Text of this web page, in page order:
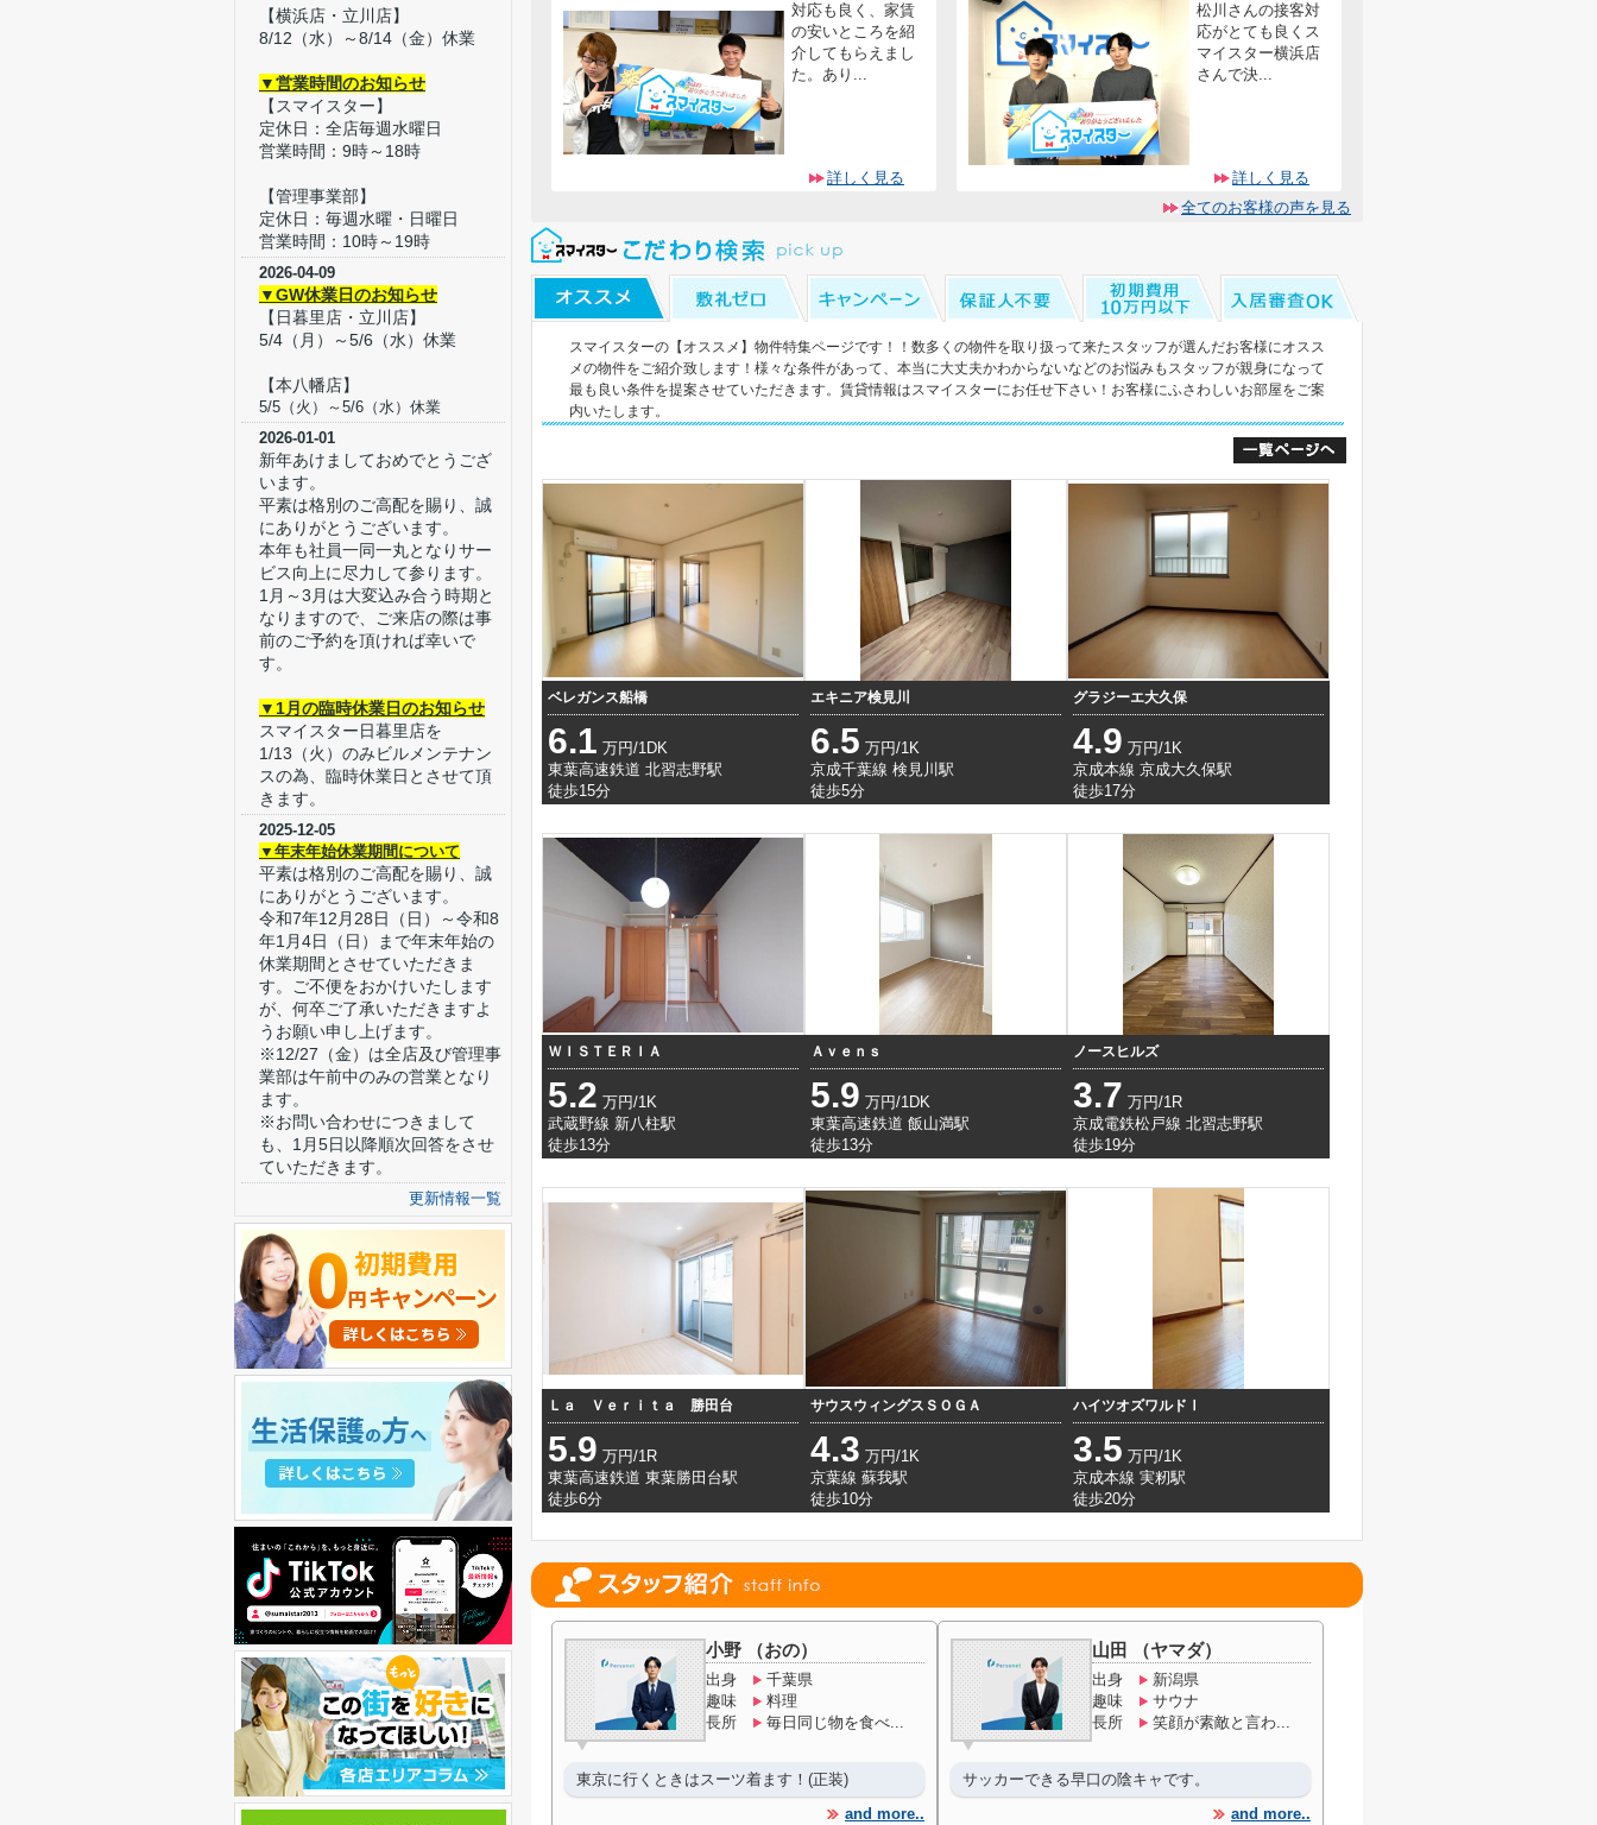
対応も良く、家賃
の安いところを紹
介してもらえまし
た。あり...
詳しく見る
松川さんの接客対
応がとても良くス
マイスター横浜店
さんで決...
詳しく見る
全てのお客様の声を見る
スマイスターの【オススメ】物件特集ページです！！数多くの物件を取り扱って来たスタッフが選んだお客様にオスス
メの物件をご紹介致します！様々な条件があって、本当に大丈夫かわからないなどのお悩みもスタッフが親身になって
最も良い条件を提案させていただきます。賃貸情報はスマイスターにお任せ下さい！お客様にふさわしいお部屋をご案
内いたします。
ベレガンス船橋
6.1 万円/1DK
東葉高速鉄道 北習志野駅
徒歩15分
エキニア検見川
6.5 万円/1K
京成千葉線 検見川駅
徒歩5分
グラジーエ大久保
4.9 万円/1K
京成本線 京成大久保駅
徒歩17分
ＷＩＳＴＥＲＩＡ
5.2 万円/1K
武蔵野線 新八柱駅
徒歩13分
Ａｖｅｎｓ
5.9 万円/1DK
東葉高速鉄道 飯山満駅
徒歩13分
ノースヒルズ
3.7 万円/1R
京成電鉄松戸線 北習志野駅
徒歩19分
Ｌａ Ｖｅｒｉｔａ 勝田台
5.9 万円/1R
東葉高速鉄道 東葉勝田台駅
徒歩6分
サウスウィングスＳＯＧＡ
4.3 万円/1K
京葉線 蘇我駅
徒歩10分
ハイツオズワルドⅠ
3.5 万円/1K
京成本線 実籾駅
徒歩20分
小野 （おの）
出身
千葉県
趣味
料理
長所
毎日同じ物を食べ...
東京に行くときはスーツ着ます！(正装)
and more..
山田 （ヤマダ）
出身
新潟県
趣味
サウナ
長所
笑顔が素敵と言わ...
サッカーできる早口の陰キャです。
and more..
【横浜店・立川店】
8/12（水）～8/14（金）休業
▼営業時間のお知らせ
【スマイスター】
定休日：全店毎週水曜日
営業時間：9時～18時
【管理事業部】
定休日：毎週水曜・日曜日
営業時間：10時～19時
2026-04-09
▼GW休業日のお知らせ
【日暮里店・立川店】
5/4（月）～5/6（水）休業
【本八幡店】
5/5（火）～5/6（水）休業
2026-01-01
新年あけましておめでとうござ
います。
平素は格別のご高配を賜り、誠
にありがとうございます。
本年も社員一同一丸となりサー
ビス向上に尽力して参ります。
1月～3月は大変込み合う時期と
なりますので、ご来店の際は事
前のご予約を頂ければ幸いで
す。
▼1月の臨時休業日のお知らせ
スマイスター日暮里店を
1/13（火）のみビルメンテナン
スの為、臨時休業日とさせて頂
きます。
2025-12-05
▼年末年始休業期間について
平素は格別のご高配を賜り、誠
にありがとうございます。
令和7年12月28日（日）～令和8
年1月4日（日）まで年末年始の
休業期間とさせていただきま
す。ご不便をおかけいたします
が、何卒ご了承いただきますよ
うお願い申し上げます。
※12/27（金）は全店及び管理事
業部は午前中のみの営業となり
ます。
※お問い合わせにつきまして
も、1月5日以降順次回答をさせ
ていただきます。
更新情報一覧